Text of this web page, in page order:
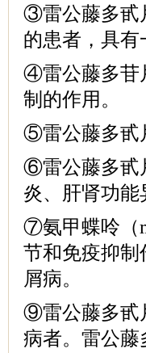
③雷公藤多甙
的患者，具有
④雷公藤多苷
制的作用。
⑤雷公藤多甙
⑥雷公藤多甙
炎、肝肾功能
⑦氨甲蝶呤（
节和免疫抑制
屑病。
⑨雷公藤多甙
病者。雷公藤